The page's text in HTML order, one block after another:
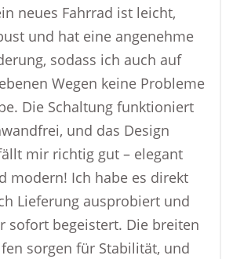
neues Fahrrad ist leicht,
und hat eine angenehme
sodass ich auch auf
Wegen keine Probleme
Die Schaltung funktioniert
und das Design
mir richtig gut – elegant
modern! Ich habe es direkt
Lieferung ausprobiert und
sofort begeistert. Die breiten
sorgen für Stabilität, und